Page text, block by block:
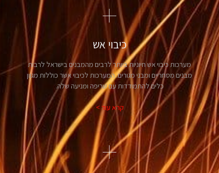
כיבוי אש
מערכות כיבוי אש חיוניות ביותר לרבים מהמבנים בישראל לרבות
מבנים מסחריים ומבני מגורים. המערכות לכיבוי אשר כוללות מגוון
כלים להתמודדות עם שריפה ומניעה שלה.
קרא עוד >